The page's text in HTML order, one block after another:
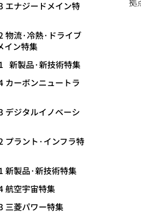
エナジードメイン特
物流·冷熱·ドライブ
イン特集
新製品·新技術特集
カーボンニュートラ
デジタルイノベーシ
プラント·インフラ特
新製品·新技術特集
航空宇宙特集
三菱パワー特集